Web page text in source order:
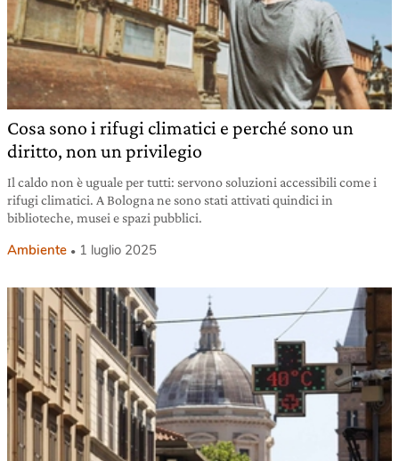
Cosa sono i rifugi climatici e perché sono un
diritto, non un privilegio
Il caldo non è uguale per tutti: servono soluzioni accessibili come i
rifugi climatici. A Bologna ne sono stati attivati quindici in
biblioteche, musei e spazi pubblici.
Ambiente 1 luglio 2025